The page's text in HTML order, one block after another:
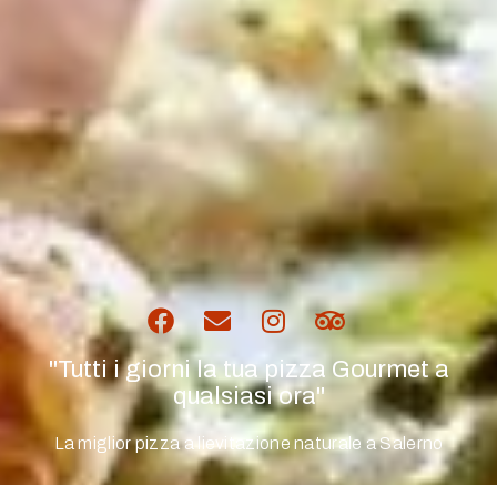
"Tutti i giorni la tua pizza Gourmet a
qualsiasi ora"
La miglior pizza a lievitazione naturale a Salerno